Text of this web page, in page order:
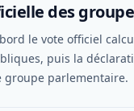
des
le vote officiel
puis la
groupe parlementaire.